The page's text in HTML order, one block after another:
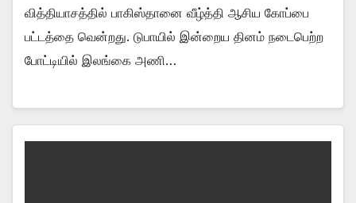
வித்தியாசத்தில் பாகிஸ்தானை வீழ்த்தி ஆசிய கோப்பை
பட்டத்தை வென்றது. டுபாயில் இன்றைய தினம் நடைபெற்ற
போட்டியில் இலங்கை அணி…